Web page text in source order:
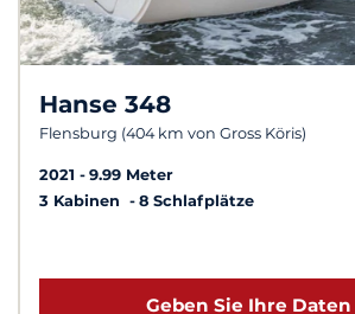
Hanse 348
Flensburg (404 km von Gross Köris)
2021
9.99 Meter
3 Kabinen
8 Schlafplätze
Geben Sie Ihre